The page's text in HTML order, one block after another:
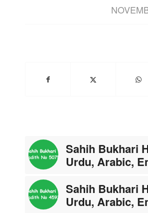
Sahih Bukhari
Urdu, Arabic,
Sahih Bukhari
Urdu, Arabic,